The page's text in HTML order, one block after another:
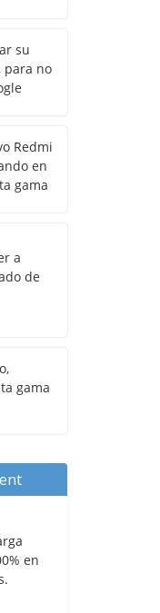
su
para no
Redmi
en
gama
a
de
gama
en